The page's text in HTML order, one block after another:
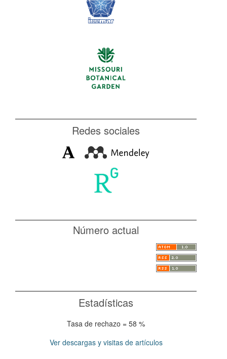
Redes sociales
Número actual
Estadísticas
Tasa de rechazo = 58 %
Ver descargas y visitas de artículos